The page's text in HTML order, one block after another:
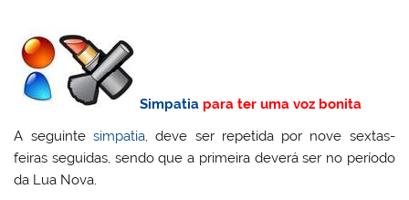
Simpatia para ter uma voz bonita
A seguinte simpatia, deve ser repetida por nove sextas-
feiras seguidas, sendo que a primeira deverá ser no período
da Lua Nova.